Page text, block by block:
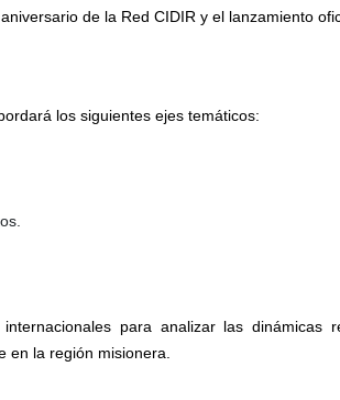
de la Red CIDIR y el lanzamiento
los siguientes ejes temáticos:
para analizar las
en la región misionera.